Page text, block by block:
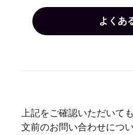
よくあ
上記をご確認いただいて
文前のお問い合わせにつ